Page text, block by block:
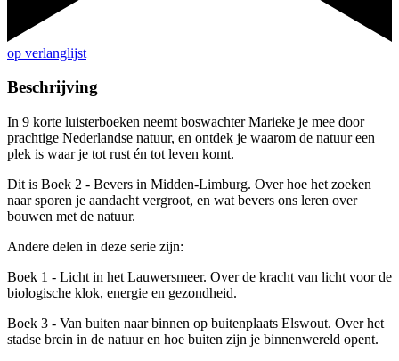
op verlanglijst
Beschrijving
In 9 korte luisterboeken neemt boswachter Marieke je mee door
prachtige Nederlandse natuur, en ontdek je waarom de natuur een
plek is waar je tot rust én tot leven komt.
Dit is Boek 2 - Bevers in Midden-Limburg. Over hoe het zoeken
naar sporen je aandacht vergroot, en wat bevers ons leren over
bouwen met de natuur.
Andere delen in deze serie zijn:
Boek 1 - Licht in het Lauwersmeer. Over de kracht van licht voor de
biologische klok, energie en gezondheid.
Boek 3 - Van buiten naar binnen op buitenplaats Elswout. Over het
stadse brein in de natuur en hoe buiten zijn je binnenwereld opent.